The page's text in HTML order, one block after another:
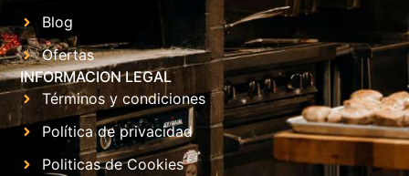
Blog
Ofertas
INFORMACION LEGAL
Términos y condiciones
Política de privacidad
Politicas de Cookies